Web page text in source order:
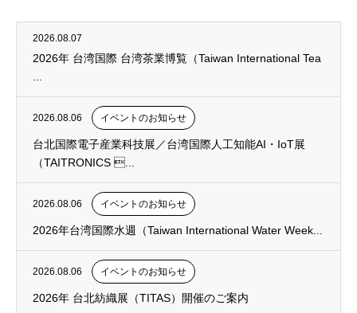
2026.08.07
2026年 台湾国際 台湾茶業博覧（Taiwan International Tea
2026.08.06 イベントのお知らせ
台北国際電子産業科技展／台湾国際人工知能AI・IoT展
（TAITRONICS ...
2026.08.06 イベントのお知らせ
2026年台湾国際水週（Taiwan International Water Week...
2026.08.06 イベントのお知らせ
2026年 台北紡織展（TITAS）開催のご案内